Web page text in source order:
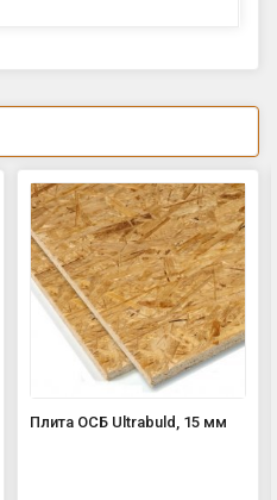
Плита ОСБ Ultrabuld, 15 мм